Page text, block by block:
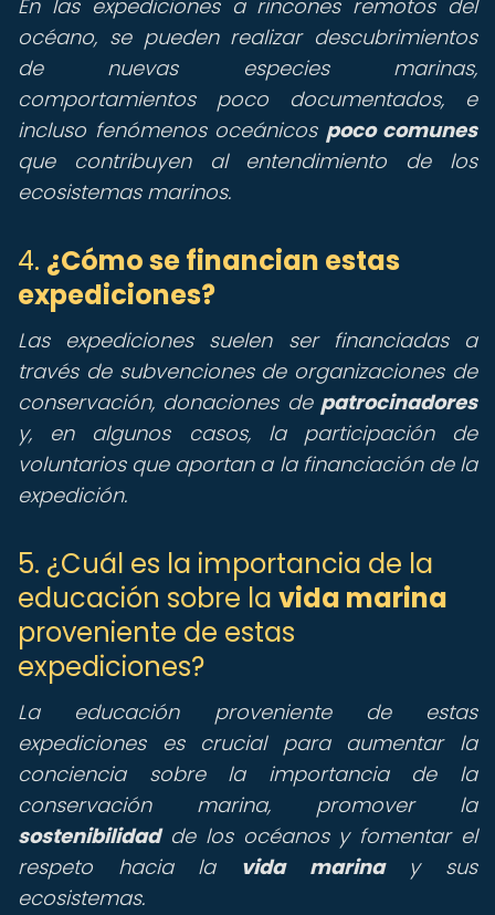
En las expediciones a rincones remotos del
océano, se pueden realizar descubrimientos
de nuevas especies marinas,
comportamientos poco documentados, e
incluso fenómenos oceánicos poco comunes
que contribuyen al entendimiento de los
ecosistemas marinos.
4. ¿Cómo se financian estas
expediciones?
Las expediciones suelen ser financiadas a
través de subvenciones de organizaciones de
conservación, donaciones de patrocinadores
y, en algunos casos, la participación de
voluntarios que aportan a la financiación de la
expedición.
5. ¿Cuál es la importancia de la
educación sobre la vida marina
proveniente de estas
expediciones?
La educación proveniente de estas
expediciones es crucial para aumentar la
conciencia sobre la importancia de la
conservación marina, promover la
sostenibilidadde los océanos y fomentar el
respeto hacia la vida marinay sus
ecosistemas.